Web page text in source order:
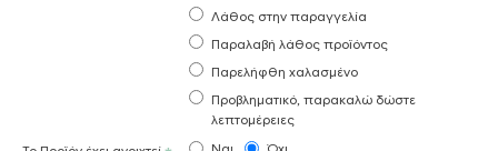
Λάθος στην παραγγελία
Παραλαβή λάθος προϊόντος
Παρελήφθη χαλασμένο
Προβληματικό, παρακαλώ δώστε
λεπτομέρειες
Ναι Όχι